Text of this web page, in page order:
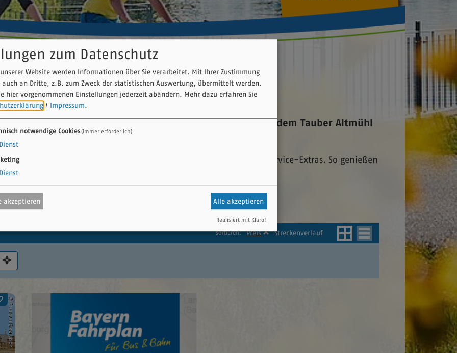
für Radfahrer
– mit den attraktiven Pauschalangeboten für Touren auf dem Tauber Altmühl
Leistungsträger vor Ort organisieren Ihren Radurlaub mit vielen Service-Extras. So genießen
ganz entspannt.
Sie bitte direkt die angegebenen Anbieter/Veranstalter.
sortieren: Preis Streckenverlauf
zum Datenschutz
unserer Website werden Informationen über Sie verarbeitet. Mit Ihrer Zustimmung
auch an Dritte, z.B. zum Zweck der statistischen Auswertung, übermittelt werden.
hier vorgenommenen Einstellungen jederzeit abändern. Mehr dazu erfahren Sie
/ Impressum.
notwendige Cookies(immer erforderlich)
Dienst
Dienst
akzeptieren Alle akzeptieren
Realisiert mit Klaro!